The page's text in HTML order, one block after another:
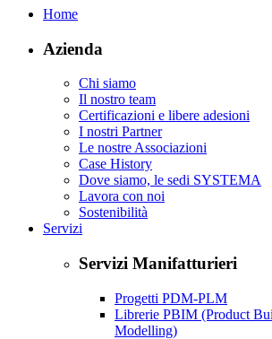
Home
Azienda
Chi siamo
Il nostro team
Certificazioni e libere adesioni
I nostri Partner
Le nostre Associazioni
Case History
Dove siamo, le sedi SYSTEMA
Lavora con noi
Sostenibilità
Servizi
Servizi Manifatturieri
Progetti PDM-PLM
Librerie PBIM (Product
Modelling)